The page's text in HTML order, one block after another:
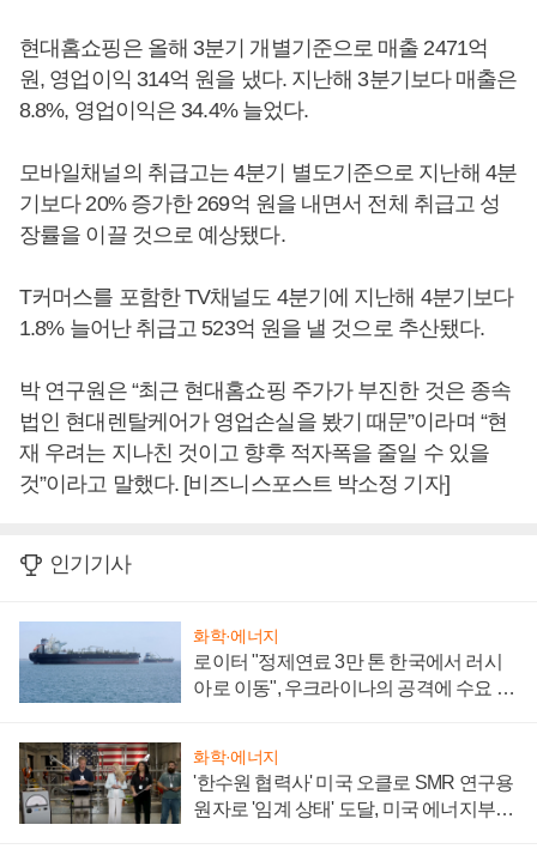
현대홈쇼핑은 올해 3분기 개별기준으로 매출 2471억
원, 영업이익 314억 원을 냈다. 지난해 3분기보다 매출은
8.8%, 영업이익은 34.4% 늘었다.
모바일채널의 취급고는 4분기 별도기준으로 지난해 4분
기보다 20% 증가한 269억 원을 내면서 전체 취급고 성
장률을 이끌 것으로 예상됐다.
T커머스를 포함한 TV채널도 4분기에 지난해 4분기보다
1.8% 늘어난 취급고 523억 원을 낼 것으로 추산됐다.
박 연구원은 “최근 현대홈쇼핑 주가가 부진한 것은 종속
법인 현대렌탈케어가 영업손실을 봤기 때문”이라며 “현
재 우려는 지나친 것이고 향후 적자폭을 줄일 수 있을
것”이라고 말했다. [비즈니스포스트 박소정 기자]
인기기사
화학·에너지
로이터 "정제연료 3만 톤 한국에서 러시
아로 이동", 우크라이나의 공격에 수요 늘
화학·에너지
'한수원 협력사' 미국 오클로 SMR 연구용
원자로 '임계 상태' 도달, 미국 에너지부